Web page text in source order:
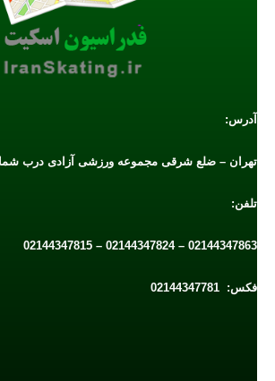
آدرس:
تهران – ضلع شرقی مجموعه ورزشی آزادی درب شماره ۱۷
تلفن:
02144347863 – 02144347824 – 02144347815
فکس: 02144347781